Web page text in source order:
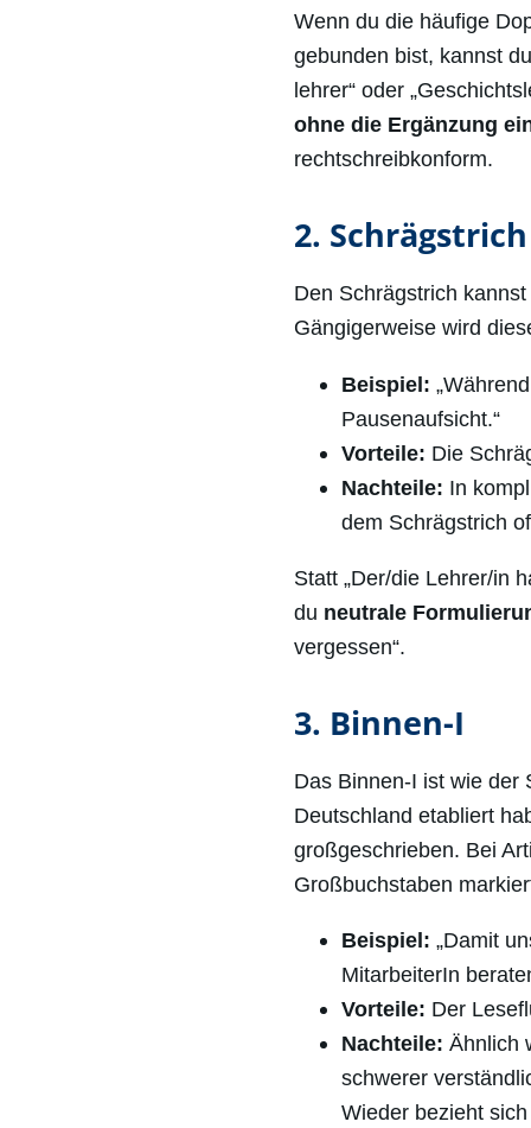
Wenn du die häufige
gebunden bist, kannst
lehrer“ oder
ohne die Ergänzung
rechtschreibkonform.
2. Schrägstrich
Den Schrägstrich
Gängigerweise wird
Beispiel:
Pausenaufsicht.“
Vorteile: Die
Nachteile: In
dem Schrägstrich
Statt „Der/die Lehrer/in
du neutrale
vergessen“.
3. Binnen-I
Das Binnen-I ist wie der
Deutschland etabliert
großgeschrieben. Bei
Großbuchstaben
Beispiel: „Damit
MitarbeiterIn
Vorteile: Der
Nachteile: Ähnlich
schwerer
Wieder bezieht